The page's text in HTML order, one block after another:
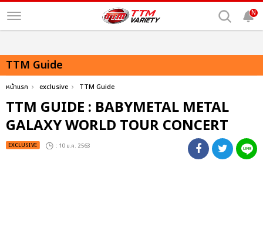
N
TTM Guide
หน้าแรก exclusive TTM Guide
TTM GUIDE : BABYMETAL METAL
GALAXY WORLD TOUR CONCERT
EXCLUSIVE : 10 ม.ค. 2563